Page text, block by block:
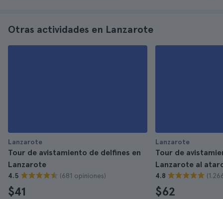
Otras actividades en Lanzarote
Lanzarote
Tour de avistamiento de delfines en
Lanzarote
4.5 (681 opiniones)
$41
Lanzarote
Tour de
Lanzarote al
4.8
$62